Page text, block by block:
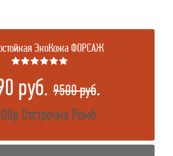
ЭкоКожа ФОРСАЖ
★★★★★★
руб. 9500 руб.
Отстрочка Ромб